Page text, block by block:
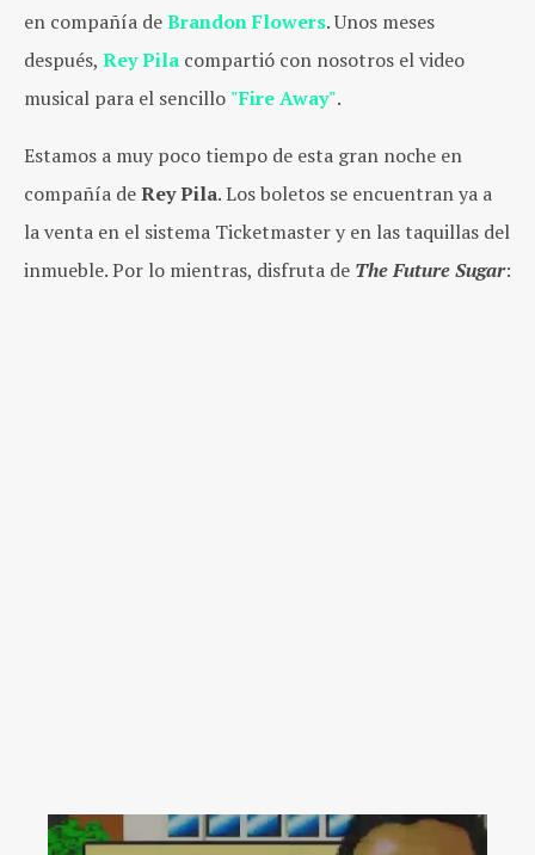
en compañía deBrandon Flowers. Unos meses
después, Rey Pila compartió con nosotros el video
musical para el sencillo "Fire Away".
Estamos a muy poco tiempo de esta gran noche en
compañía deRey Pila. Los boletos se encuentran ya a
la venta en el sistema Ticketmaster y en las taquillas del
inmueble. Por lo mientras, disfruta de The Future Sugar: